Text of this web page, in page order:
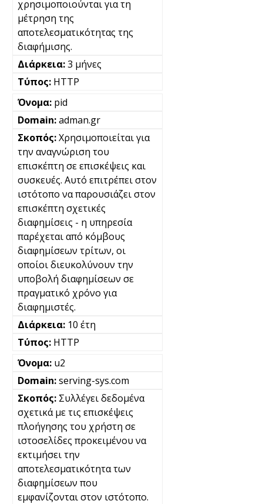
χρησιμοποιούνται για τη
μέτρηση της
αποτελεσματικότητας της
διαφήμισης.
3 μήνες
HTTP
pid
adman.gr
Χρησιμοποιείται για
την αναγνώριση του
επισκέπτη σε επισκέψεις και
συσκευές. Αυτό επιτρέπει στον
ιστότοπο να παρουσιάζει στον
επισκέπτη σχετικές
διαφημίσεις - η υπηρεσία
παρέχεται από κόμβους
διαφημίσεων τρίτων, οι
οποίοι διευκολύνουν την
υποβολή διαφημίσεων σε
πραγματικό χρόνο για
διαφημιστές.
10 έτη
HTTP
u2
serving-sys.com
Συλλέγει δεδομένα
σχετικά με τις επισκέψεις
πλοήγησης του χρήστη σε
ιστοσελίδες προκειμένου να
εκτιμήσει την
αποτελεσματικότητα των
διαφημίσεων που
εμφανίζονται στον ιστότοπο.